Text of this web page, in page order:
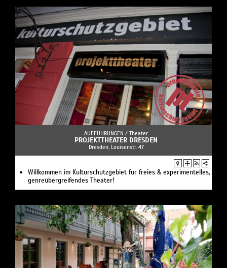
AUFFÜHRUNGEN / Theater
PROJEKTTHEATER DRESDEN
Dresden, Louisenstr. 47
Willkommen im Kulturschutzgebiet für freies & experimentelles,
genreübergreifendes Theater!